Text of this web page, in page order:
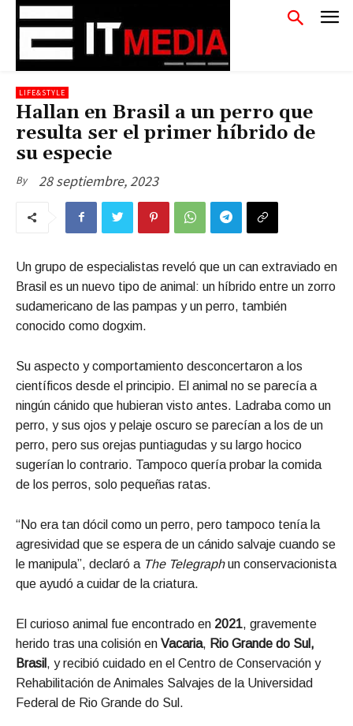
LIFE&STYLE
Hallan en Brasil a un perro que
resulta ser el primer híbrido de
su especie
By 28 septiembre, 2023
Un grupo de especialistas reveló que un can extraviado en
Brasil es un nuevo tipo de animal: un híbrido entre un zorro
sudamericano de las pampas y un perro, también
conocido como dogxim.
Su aspecto y comportamiento desconcertaron a los
científicos desde el principio. El animal no se parecía a
ningún cánido que hubieran visto antes. Ladraba como un
perro, y sus ojos y pelaje oscuro se parecían a los de un
perro, pero sus orejas puntiagudas y su largo hocico
sugerían lo contrario. Tampoco quería probar la comida
de los perros, solo pequeñas ratas.
“No era tan dócil como un perro, pero tampoco tenía la
agresividad que se espera de un cánido salvaje cuando se
le manipula”, declaró a The Telegraphun conservacionista
que ayudó a cuidar de la criatura.
El curioso animal fue encontrado en 2021, gravemente
herido tras una colisión en Vacaria, Rio Grande do Sul,
Brasil , y recibió cuidado en el Centro de Conservación y
Rehabilitación de Animales Salvajes de la Universidad
Federal de Rio Grande do Sul.